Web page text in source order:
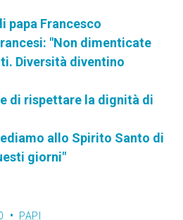
papa Francesco
"Non dimenticate
Diversità diventino
di rispettare la dignità di
allo Spirito Santo di
giorni"
PAPI